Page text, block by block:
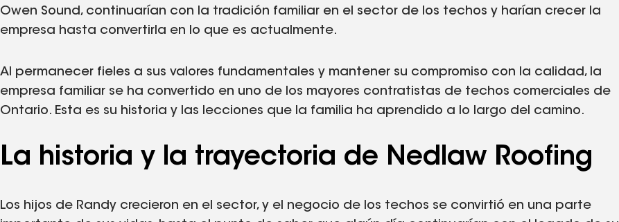
Owen Sound, continuarían con la tradición familiar en el sector de los techos y harían crecer la
empresa hasta convertirla en lo que es actualmente.
Al permanecer fieles a sus valores fundamentales y mantener su compromiso con la calidad, la
empresa familiar se ha convertido en uno de los mayores contratistas de techos comerciales de
Ontario. Esta es su historia y las lecciones que la familia ha aprendido a lo largo del camino.
La historia y la trayectoria de Nedlaw Roofing
Los hijos de Randy crecieron en el sector, y el negocio de los techos se convirtió en una parte